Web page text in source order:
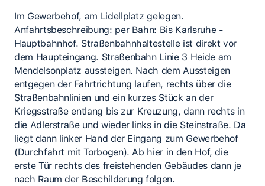
Im Gewerbehof, am Lidellplatz gelegen.
Anfahrtsbeschreibung: per Bahn: Bis Karlsruhe -
Hauptbahnhof. Straßenbahnhaltestelle ist direkt vor
dem Haupteingang. Straßenbahn Linie 3 Heide am
Mendelsonplatz aussteigen. Nach dem Aussteigen
entgegen der Fahrtrichtung laufen, rechts über die
Straßenbahnlinien und ein kurzes Stück an der
Kriegsstraße entlang bis zur Kreuzung, dann rechts in
die Adlerstraße und wieder links in die Steinstraße. Da
liegt dann linker Hand der Eingang zum Gewerbehof
(Durchfahrt mit Torbogen). Ab hier in den Hof, die
erste Tür rechts des freistehenden Gebäudes dann je
nach Raum der Beschilderung folgen.